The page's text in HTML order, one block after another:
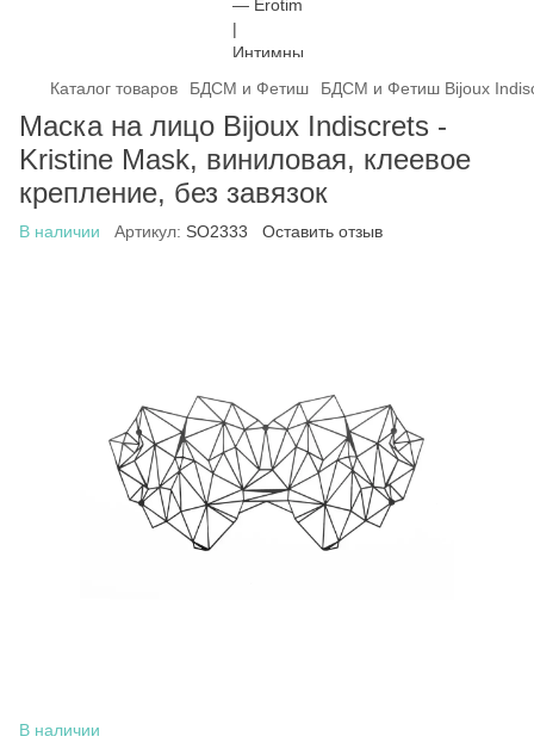
Каталог товаров БДСМ и Фетиш БДСМ и Фетиш Bijoux
Маска на лицо Bijoux Indiscrets -
Kristine Mask, виниловая, клеевое
крепление, без завязок
В наличии Артикул: SO2333 Оставить отзыв
В наличии